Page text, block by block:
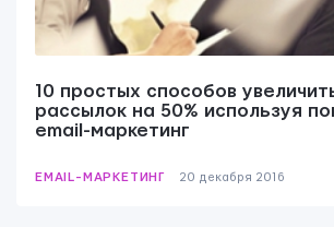
10 простых способов
рассылок на 50% используя
email-маркетинг
EMAIL-МАРКЕТИНГ 20 декабря 2016